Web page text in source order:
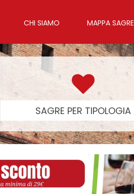
CHI SIAMO MAPPA SAGRE
SAGRE PER TIPOLOGIA